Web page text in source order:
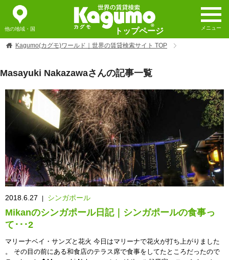
他の地域・国 メニュー
トップページ
Kagumo(カグモ)ワールド｜世界の賃貸検索サイト TOP
Masayuki Nakazawaさんの記事一覧
2018.6.27 シンガポール
Mikanのシンガポール日記｜シンガポールの食事っ
て･･･2
マリーナベイ・サンズと花火 今日はマリーナで花火が打ち上がりました
。 その目の前にある和食店のテラス席で食事をしてたところだったので